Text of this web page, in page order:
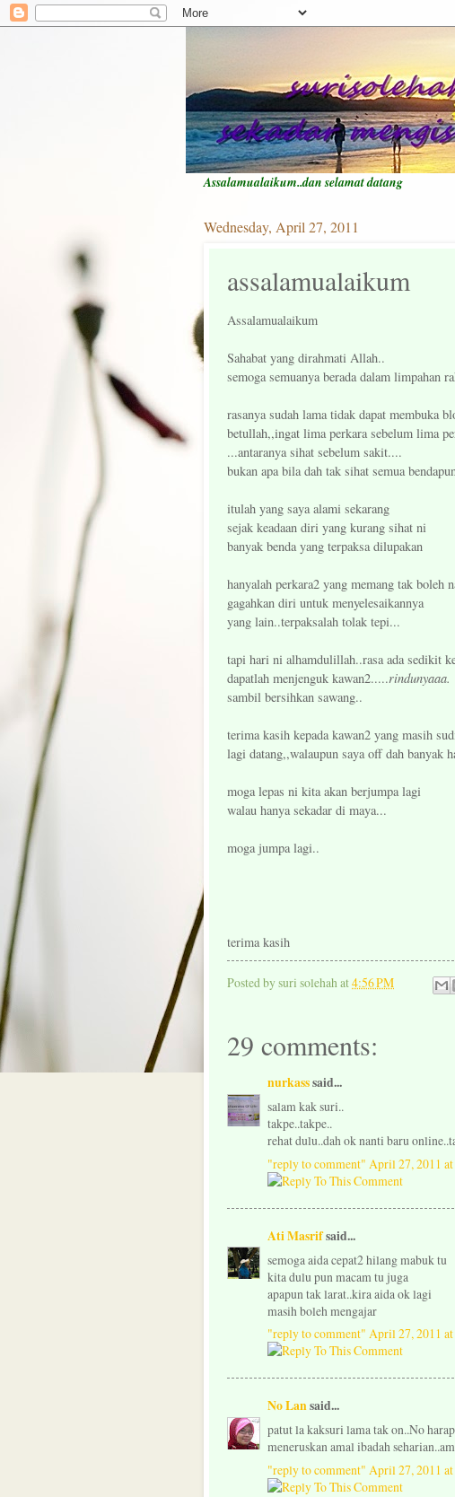
Assalamualaikum..dan selamat datang
Wednesday, April 27, 2011
assalamualaikum
Assalamualaikum
Sahabat yang dirahmati Allah..
semoga semuanya berada dalam limpahan
rasanya sudah lama tidak dapat membuka
betullah,,ingat lima perkara sebelum lima
...antaranya sihat sebelum sakit....
bukan apa bila dah tak sihat semua
itulah yang saya alami sekarang
sejak keadaan diri yang kurang sihat ni
banyak benda yang terpaksa dilupakan
hanyalah perkara2 yang memang tak boleh
gagahkan diri untuk menyelesaikannya
yang lain..terpaksalah tolak tepi...
tapi hari ni alhamdulillah..rasa ada sedikit
dapatlah menjenguk kawan2.....rindunyaaa.
sambil bersihkan sawang..
terima kasih kepada kawan2 yang masih
lagi datang,,walaupun saya off dah banyak
moga lepas ni kita akan berjumpa lagi
walau hanya sekadar di maya...
moga jumpa lagi..
terima kasih
Posted bysuri solehahat4:56 PM
29 comments:
nurkasssaid...
salam kak suri..
takpe..takpe..
rehat dulu..dah ok nanti baru
"reply to comment" April 27, 2011
Ati Masrifsaid...
semoga aida cepat2 hilang mabuk tu
kita dulu pun macam tu juga
apapun tak larat..kira aida ok lagi
masih boleh mengajar
"reply to comment" April 27, 2011
No Lansaid...
patut la kaksuri lama tak on..No
meneruskan amal ibadah
"reply to comment" April 27, 2011